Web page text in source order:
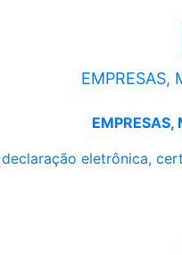
EMPRESAS,
EMPRESAS,
eletrônica,